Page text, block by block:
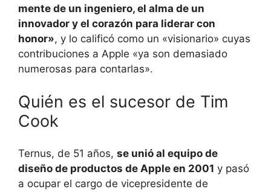
mente de un ingeniero, el alma de un
innovador y el corazón para liderar con
honor», y lo calificó como un «visionario» cuyas
contribuciones a Apple «ya son demasiado
numerosas para contarlas».
Quién es el sucesor de Tim
Cook
Ternus, de 51 años, se unió al equipo de
diseño de productos de Apple en 2001 y pasó
a ocupar el cargo de vicepresidente de